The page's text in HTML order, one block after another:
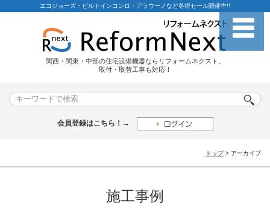
エコジョーズ・ビルトインコンロ・アラウーノなど冬得セール開催中!!
関西・関東・中部の住宅設備機器ならリフォームネクスト。
取付・取替工事も対応！
会員登録はこちら！→
トップ > アーカイブ
施工事例